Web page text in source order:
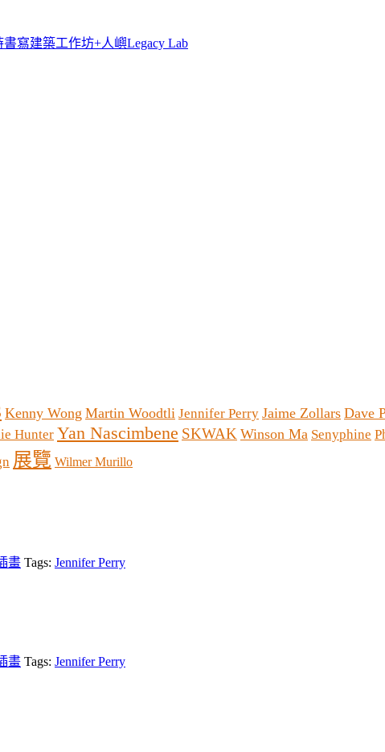
寫建築工作坊+人嶼Legacy Lab
Kenny Wong Martin Woodtli Jennifer Perry Jaime Zollars Dave
Hunter Yan Nascimbene SKWAK Winson Ma Senyphine
展覽 Wilmer Murillo
畫 Tags: Jennifer Perry
畫 Tags: Jennifer Perry